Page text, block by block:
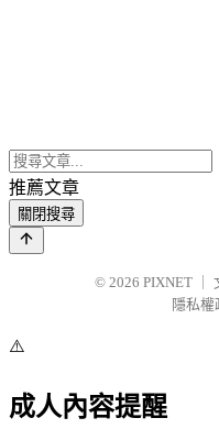
推薦文章
關閉搜尋
© 2026 PIXNET
隱私權
⚠️
成人內容提醒